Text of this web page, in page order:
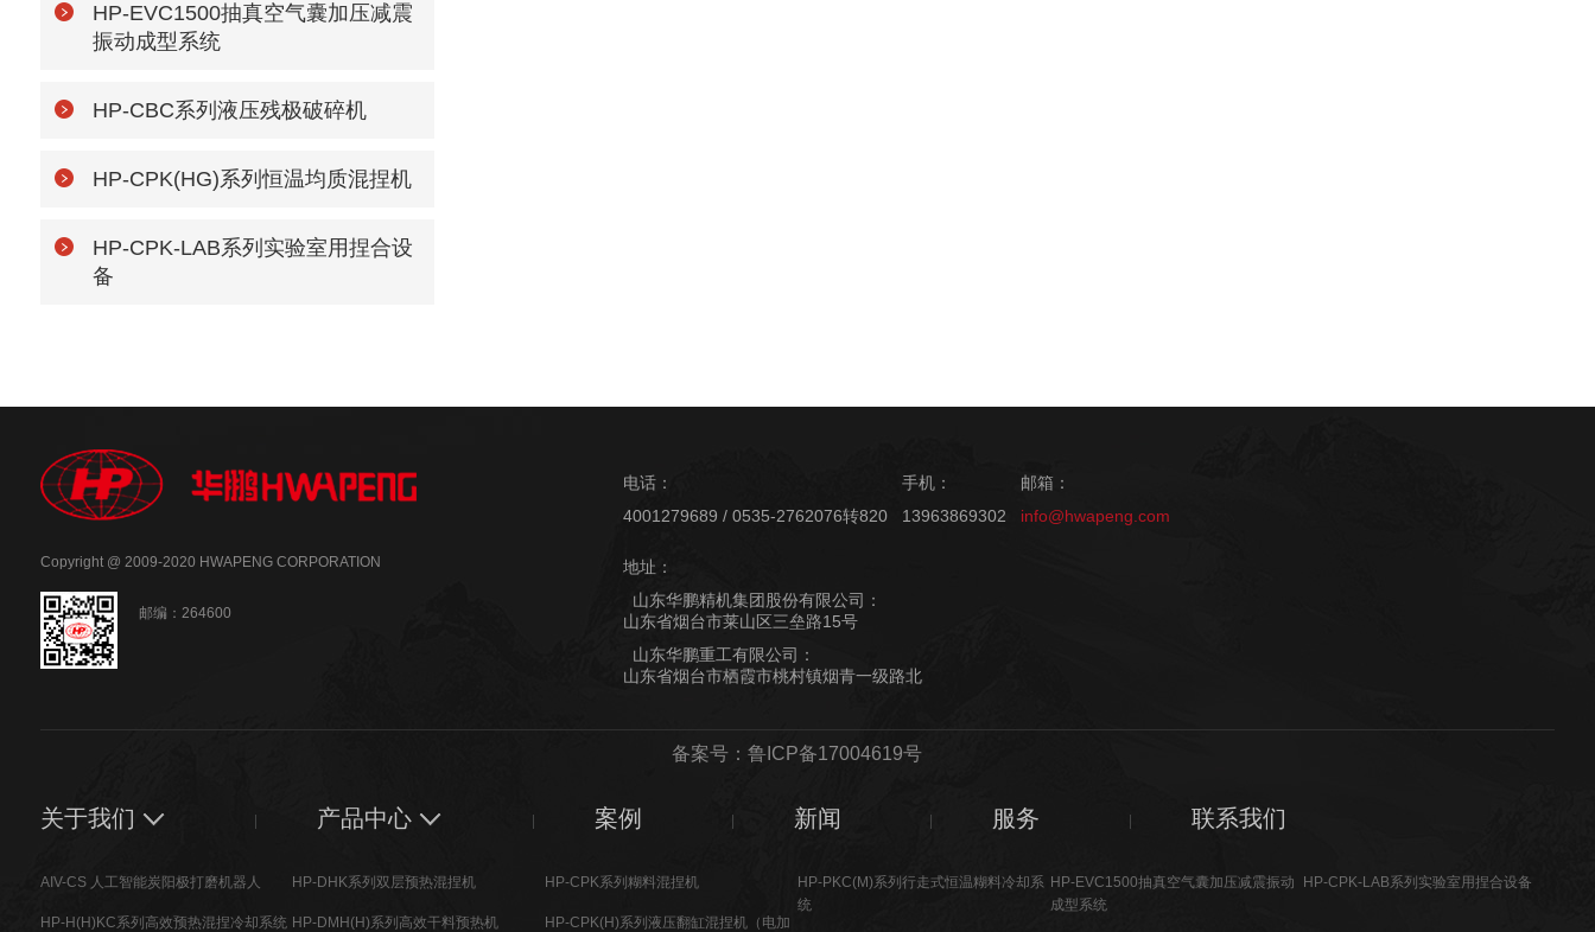
HP-EVC1500抽真空气囊加压减震
振动成型系统
HP-CBC系列液压残极破碎机
HP-CPK(HG)系列恒温均质混捏机
HP-CPK-LAB系列实验室用捏合设
备
Copyright @ 2009-2020 HWAPENG CORPORATION
邮编：264600
电话：
4001279689 / 0535-2762076转820
手机：
13963869302
邮箱：
info@hwapeng.com
地址：
山东华鹏精机集团股份有限公司：
山东省烟台市莱山区三垒路15号
山东华鹏重工有限公司：
山东省烟台市栖霞市桃村镇烟青一级路北
备案号：鲁ICP备17004619号
关于我们 产品中心
AIV-CS 人工智能炭阳极打磨机器人
HP-H(H)KC系列高效预热混捏冷却系统
HP-DHK系列双层预热混捏机
HP-DMH(H)系列高效干料预热机
HP-CPK系列糊料混捏机
HP-CPK(H)系列液压翻缸混捏机（电加
HP-PKC(M)系列行走式恒温糊料冷却系
统
HP-EVC1500抽真空气囊加压减震振动
成型系统
HP-CPK-LAB系列实验室用捏合设备
案例 新闻 服务 联系我们